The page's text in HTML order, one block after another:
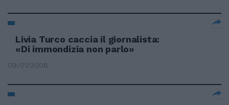
Livia Turco caccia il giornalista:
«Di immondizia non parlo»
09/01/2008